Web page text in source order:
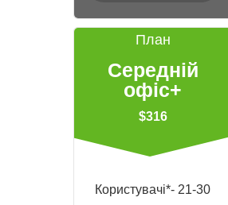
План
Середній
офіс+
$316
Користувачі*- 21-30